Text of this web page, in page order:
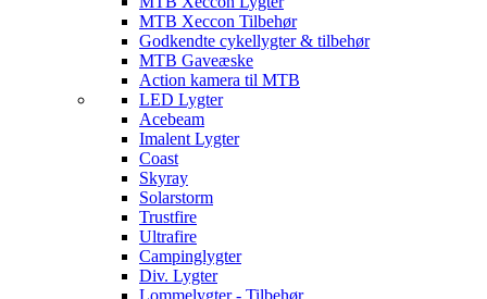
MTB Xeccon Tilbehør
Godkendte cykellygter & tilbehør
MTB Gaveæske
Action kamera til MTB
LED Lygter
Acebeam
Imalent Lygter
Coast
Skyray
Solarstorm
Trustfire
Ultrafire
Campinglygter
Div. Lygter
Lommelygter - Tilbehør